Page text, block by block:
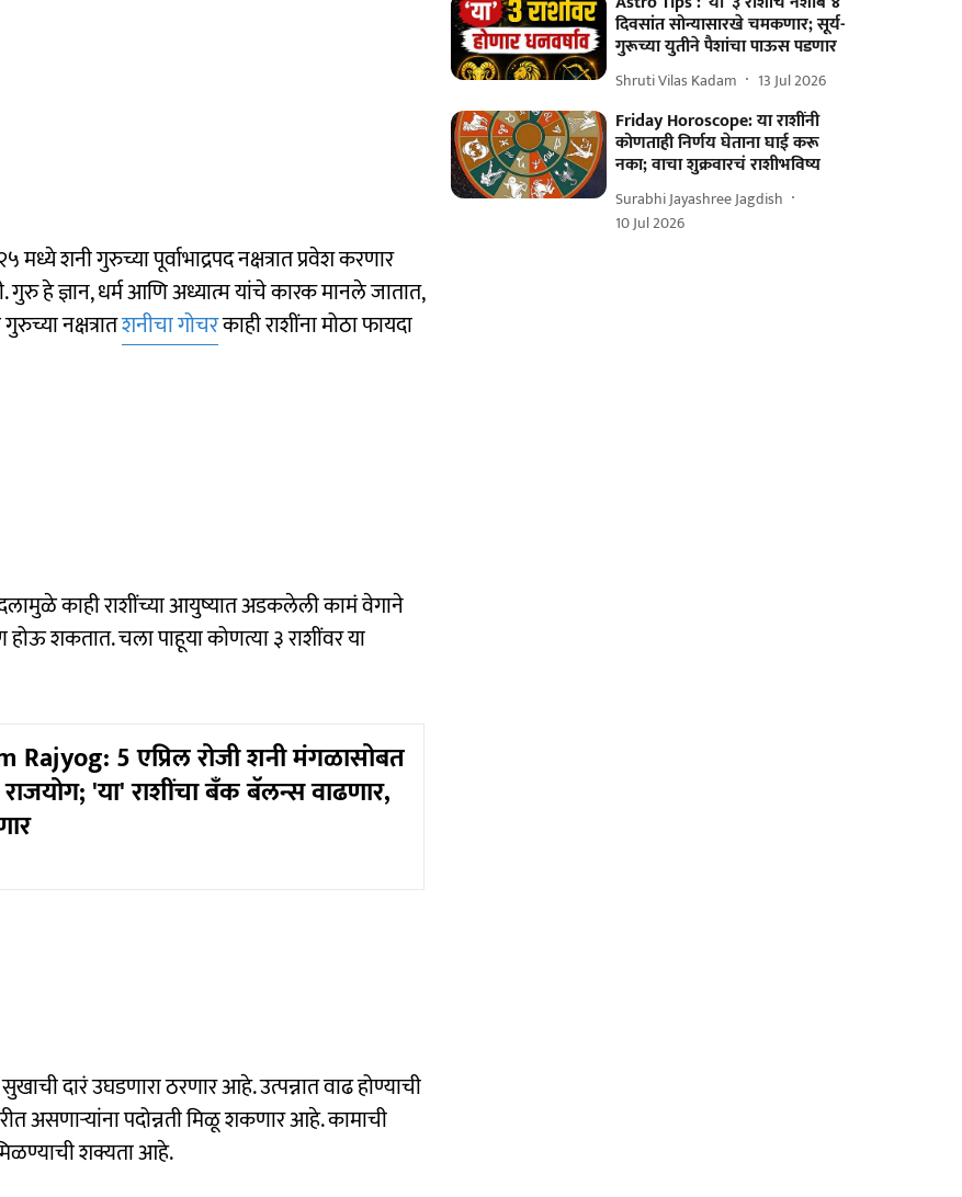
शनी गुरुच्या पूर्वाभाद्रपद नक्षत्रात प्रवेश करणार
हे ज्ञान, धर्म आणि अध्यात्म यांचे कारक मानले जातात,
नक्षत्रातशनीचा गोचरकाही राशींना मोठा फायदा
काही राशींच्या आयुष्यात अडकलेली कामं वेगाने
शकतात. चला पाहूया कोणत्या ३ राशींवर या
Rajyog: 5 एप्रिल रोजी शनी मंगळासोबत
'या' राशींचा बँक बॅलन्स वाढणार,
दारं उघडणारा ठरणार आहे. उत्पन्नात वाढ होण्याची
असणाऱ्यांना पदोन्नती मिळू शकणार आहे. कामाची
शक्यता आहे.
दिवसांत सोन्यासारखे चमकणार; सूर्य-
गुरूच्या युतीने पैशांचा पाऊस पडणार
Shruti Vilas Kadam 13 Jul 2026
Friday Horoscope: या राशींनी
कोणताही निर्णय घेताना घाई करू
नका; वाचा शुक्रवारचं राशीभविष्य
Surabhi Jayashree Jagdish
10 Jul 2026